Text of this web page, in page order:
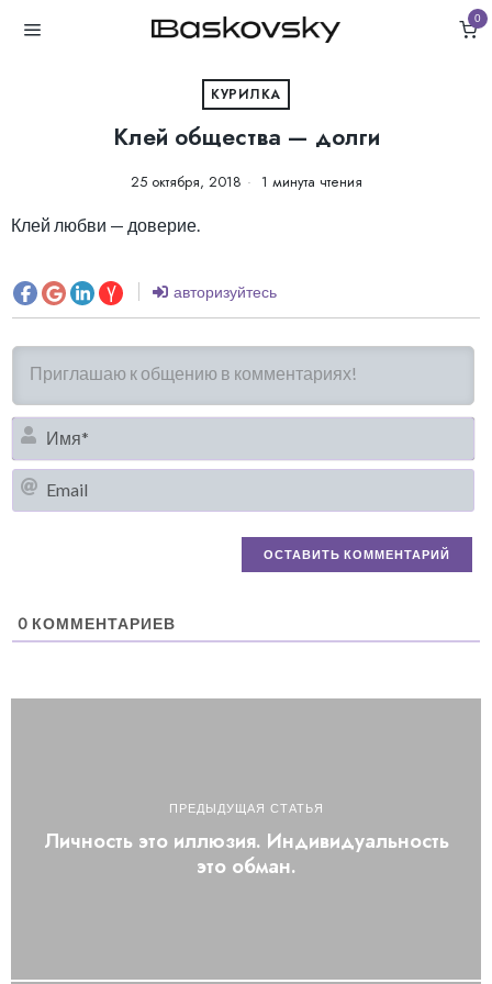
0
КУРИЛКА
Клей общества — долги
25 октября, 2018 1 минута чтения
Клей любви — доверие.
авторизуйтесь
0 КОММЕНТАРИЕВ
ПРЕДЫДУЩАЯ СТАТЬЯ
Личность это иллюзия. Индивидуальность
это обман.